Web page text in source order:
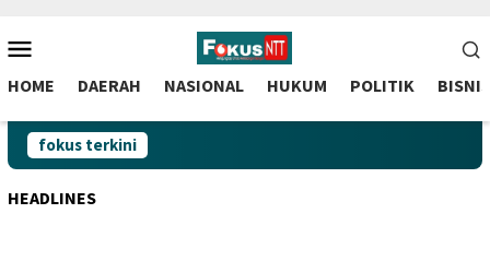
to
contentMobile
HOME DAERAH NASIONAL HUKUM POLITIK BISNIS
fokus terkini
HEADLINES